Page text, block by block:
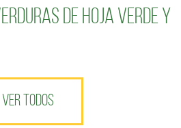
de hoja verde y
VER TODOS